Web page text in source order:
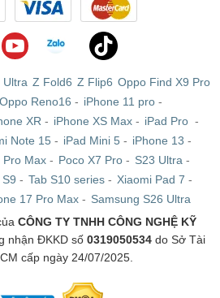
Ultra Z Fold6 Z Flip6 Oppo Find X9 Pro
Oppo Reno16 - iPhone 11 pro-
XR - iPhone XS Max- iPad Pro -
Note 15 - iPad Mini 5 - iPhone 13 -
Pro Max - Poco X7 Pro - S23 Ultra -
S9 - Tab S10 series - Xiaomi Pad 7 -
17 Pro Max- Samsung S26 Ultra
CÔNG TY TNHH CÔNG NGHỆ KỸ
nhận ĐKKD số 0319050534 do Sở Tài
cấp ngày 24/07/2025.